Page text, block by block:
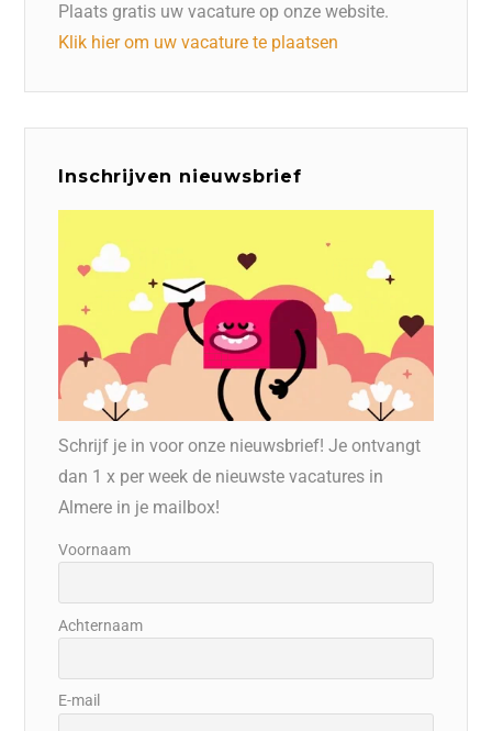
Plaats gratis uw vacature op onze website.
Klik hier om uw vacature te plaatsen
Inschrijven nieuwsbrief
Schrijf je in voor onze nieuwsbrief! Je ontvangt
dan 1 x per week de nieuwste vacatures in
Almere in je mailbox!
Voornaam
Achternaam
E-mail